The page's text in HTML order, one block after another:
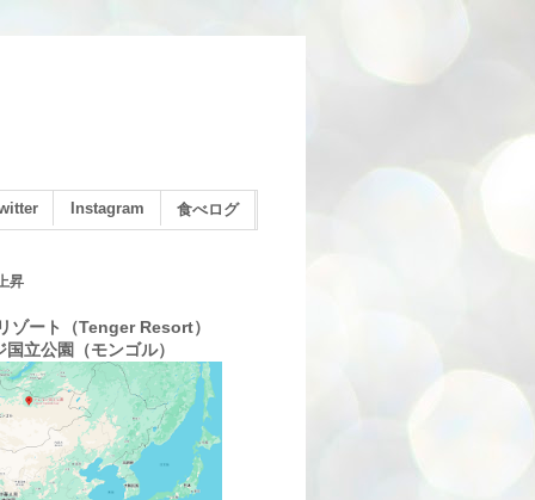
Instagram 食べログ
昇
ゾート（Tenger Resort）
立公園（モンゴル）